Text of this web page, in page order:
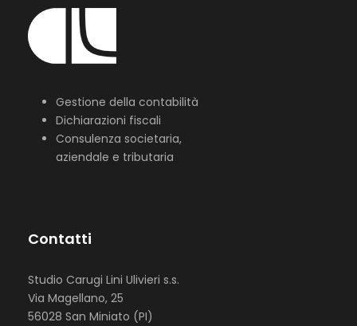
Gestione della contabilità
Dichiarazioni fiscali
Consulenza societaria,
aziendale e tributaria
Contatti
Studio Carugi Lini Ulivieri s.s.
Via Magellano, 25
56028 San Miniato (PI)